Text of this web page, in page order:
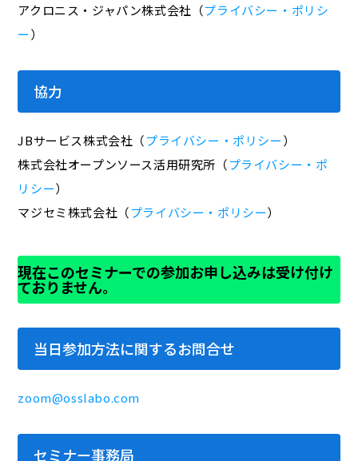
アクロニス・ジャパン株式会社（プライバシー・ポリシ
ー）
協力
JBサービス株式会社（プライバシー・ポリシー）
株式会社オープンソース活用研究所（プライバシー・ポ
リシー）
マジセミ株式会社（プライバシー・ポリシー）
現在このセミナーでの参加お申し込みは受け付け
ておりません。
当日参加方法に関するお問合せ
zoom@osslabo.com
セミナー事務局